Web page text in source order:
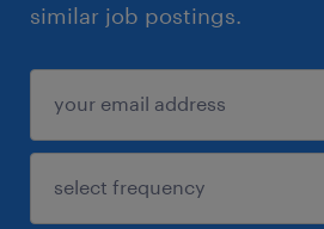
similar job postings.